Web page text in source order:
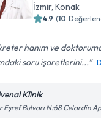
İzmir, Konak
4.9 (10
hanım ve
soru işaretlerini...
Klinik
Eşref Bulvarı N:68 Celardin